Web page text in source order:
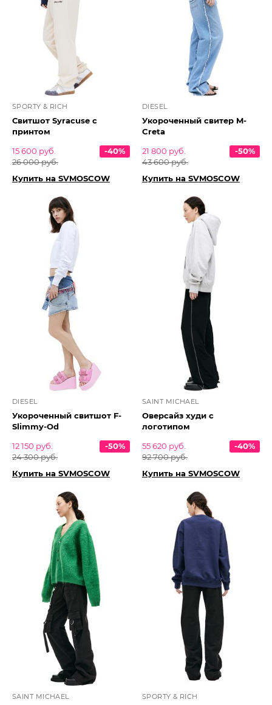
SPORTY & RICH
Свитшот Syracuse с
принтом
15 600 руб.
26 000 руб.
-40%
Купить на SVMOSCOW
DIESEL
Укороченный свитер M-
Creta
21 800 руб.
43 600 руб.
-50%
Купить на SVMOSCOW
DIESEL
Укороченный свитшот F-
Slimmy-Od
12 150 руб.
24 300 руб.
-50%
Купить на SVMOSCOW
SAINT MICHAEL
Оверсайз худи с
логотипом
55 620 руб.
92 700 руб.
-40%
Купить на SVMOSCOW
SAINT MICHAEL SPORTY & RICH